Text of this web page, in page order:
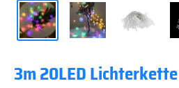
3m 20LED Lichterkette